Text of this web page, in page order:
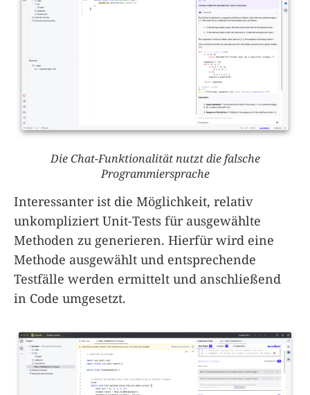
Die Chat-Funktionalität nutzt die falsche
Programmiersprache
Interessanter ist die Möglichkeit, relativ
unkompliziert Unit-Tests für ausgewählte
Methoden zu generieren. Hierfür wird eine
Methode ausgewählt und entsprechende
Testfälle werden ermittelt und anschließend
in Code umgesetzt.